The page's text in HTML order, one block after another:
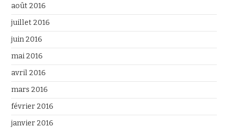
août 2016
juillet 2016
juin 2016
mai 2016
avril 2016
mars 2016
février 2016
janvier 2016